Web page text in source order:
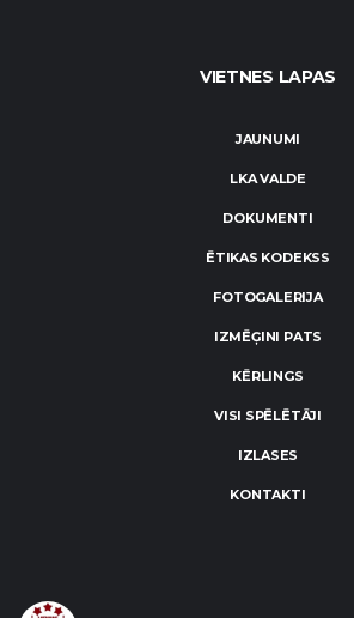
VIETNES LAPAS
JAUNUMI
LKA VALDE
DOKUMENTI
ĒTIKAS KODEKSS
FOTOGALERIJA
IZMĒĢINI PATS
KĒRLINGS
VISI SPĒLĒTĀJI
IZLASES
KONTAKTI